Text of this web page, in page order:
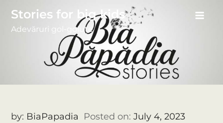
content
Stories for big kids
Adevăruri gol-goluțe
by: BiaPapadia Posted on:July 4, 2023